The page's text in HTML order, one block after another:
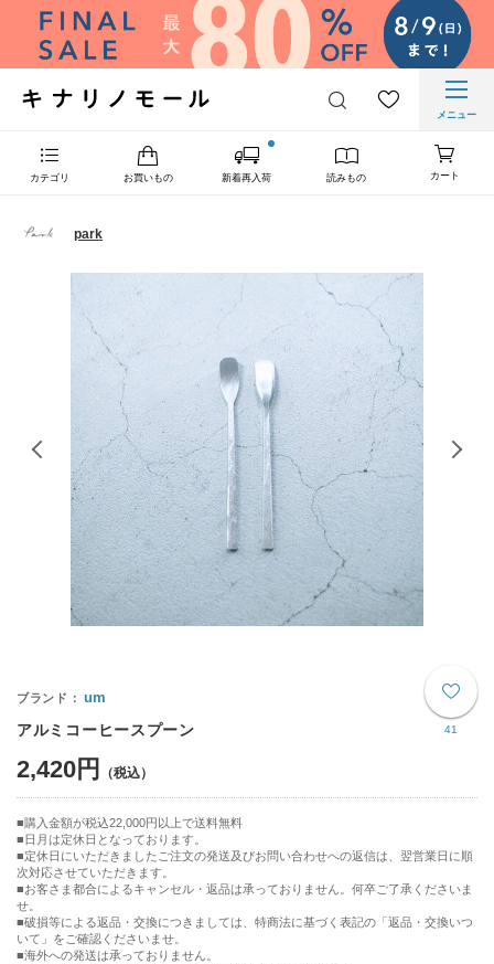
メニュー
カテゴリ お買いもの 新着再入荷 読みもの カート
park
41
um
アルミコーヒースプーン
2,420円
購入金額が税込22,000円以上で送料無料
日月は定休日となっております。
■定休日にいただきましたご注文の発送及びお問い合わせへの返信は、翌営業日に順
次対応させていただきます。
■お客さま都合によるキャンセル・返品は承っておりません。何卒ご了承くださいま
せ。
■破損等による返品・交換につきましては、特商法に基づく表記の「返品・交換いつ
いて」をご確認くださいませ。
■海外への発送は承っておりません。